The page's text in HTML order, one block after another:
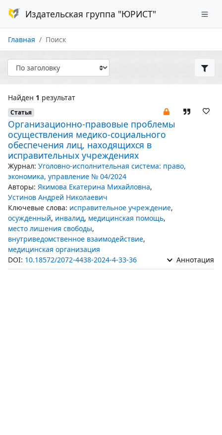
Издательская группа "ЮРИСТ"
Главная Поиск
Найден 1 результат
Статья
Организационно-правовые проблемы
осуществления медико-социального
обеспечения лиц, находящихся в
исправительных учреждениях
Журнал: Уголовно-исполнительная система: право,
экономика, управление № 04/2024
Авторы: Якимова Екатерина Михайловна,
Устинов Андрей Николаевич
Ключевые слова: исправительное учреждение,
осужденный, инвалид, медицинская помощь,
место лишения свободы,
внутриведомственное взаимодействие,
медицинская организация
DOI: 10.18572/2072-4438-2024-4-33-36 Аннотация